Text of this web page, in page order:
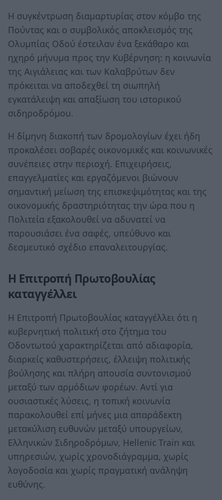
Η συγκέντρωση διαμαρτυρίας στον κόμβο της
Πούντας και ο συμβολικός αποκλεισμός της
Ολυμπίας Οδού έστειλαν ένα ξεκάθαρο και
ηχηρό μήνυμα προς την Κυβέρνηση: η κοινωνία
της Αιγιάλειας και των Καλαβρύτων δεν
πρόκειται να αποδεχθεί τη σιωπηλή
εγκατάλειψη και απαξίωση του ιστορικού
σιδηροδρόμου.
Η δίμηνη διακοπή των δρομολογίων έχει ήδη
προκαλέσει σοβαρές οικονομικές και κοινωνικές
συνέπειες στην περιοχή. Επιχειρήσεις,
επαγγελματίες και εργαζόμενοι βιώνουν
σημαντική μείωση της επισκεψιμότητας και της
οικονομικής δραστηριότητας την ώρα που η
Πολιτεία εξακολουθεί να αδυνατεί να
παρουσιάσει ένα σαφές, υπεύθυνο και
δεσμευτικό σχέδιο επαναλειτουργίας.
Η Επιτροπή Πρωτοβουλίας
καταγγέλλει
Η Επιτροπή Πρωτοβουλίας καταγγέλλει ότι η
κυβερνητική πολιτική στο ζήτημα του
Οδοντωτού χαρακτηρίζεται από αδιαφορία,
διαρκείς καθυστερήσεις, έλλειψη πολιτικής
βούλησης και πλήρη απουσία συντονισμού
μεταξύ των αρμόδιων φορέων. Αντί για
ουσιαστικές λύσεις, η τοπική κοινωνία
παρακολουθεί επί μήνες μια απαράδεκτη
μετακύλιση ευθυνών μεταξύ υπουργείων,
Ελληνικών Σιδηροδρόμων, Hellenic Train και
υπηρεσιών, χωρίς χρονοδιάγραμμα, χωρίς
λογοδοσία και χωρίς πραγματική ανάληψη
ευθύνης.